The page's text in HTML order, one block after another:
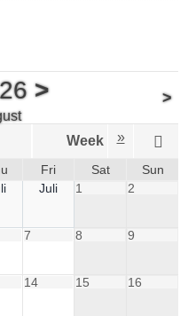
> >
»
Week
Fri Sat
Sun
Juli 1 2
7 8 9
14 15 16